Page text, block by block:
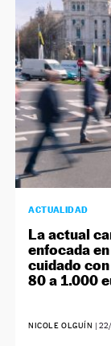
ACTUALIDAD
La actual
enfocada
cuidado
80 a 1.000
NICOLE OLGUÍN |